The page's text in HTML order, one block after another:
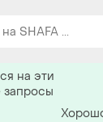
в Украине
на эти
запросы